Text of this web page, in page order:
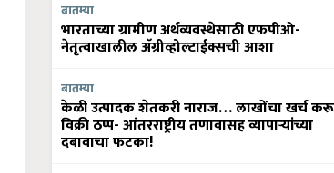
बातम्या
भारताच्या ग्रामीण अर्थव्यवस्थेसाठी एफपीओ-
नेतृत्वाखालील अ‍ॅग्रीव्होल्टाईक्सची आशा
बातम्या
केळी उत्पादक शेतकरी नाराज… लाखोंचा खर्च
विक्री ठप्प- आंतरराष्ट्रीय तणावासह व्यापाऱ्यांच्या
दबावाचा फटका!